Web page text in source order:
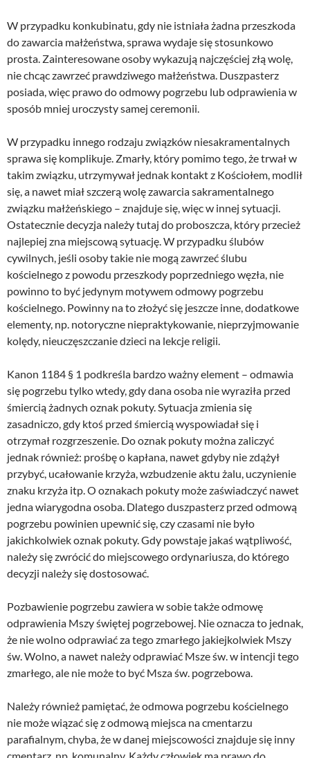
W przypadku konkubinatu, gdy nie istniała żadna przeszkoda
do zawarcia małżeństwa, sprawa wydaje się stosunkowo
prosta. Zainteresowane osoby wykazują najczęściej złą wolę,
nie chcąc zawrzeć prawdziwego małżeństwa. Duszpasterz
posiada, więc prawo do odmowy pogrzebu lub odprawienia w
sposób mniej uroczysty samej ceremonii.
W przypadku innego rodzaju związków niesakramentalnych
sprawa się komplikuje. Zmarły, który pomimo tego, że trwał w
takim związku, utrzymywał jednak kontakt z Kościołem, modlił
się, a nawet miał szczerą wolę zawarcia sakramentalnego
związku małżeńskiego – znajduje się, więc w innej sytuacji.
Ostatecznie decyzja należy tutaj do proboszcza, który przecież
najlepiej zna miejscową sytuację. W przypadku ślubów
cywilnych, jeśli osoby takie nie mogą zawrzeć ślubu
kościelnego z powodu przeszkody poprzedniego węzła, nie
powinno to być jedynym motywem odmowy pogrzebu
kościelnego. Powinny na to złożyć się jeszcze inne, dodatkowe
elementy, np. notoryczne niepraktykowanie, nieprzyjmowanie
kolędy, nieuczęszczanie dzieci na lekcje religii.
Kanon 1184 § 1 podkreśla bardzo ważny element – odmawia
się pogrzebu tylko wtedy, gdy dana osoba nie wyraziła przed
śmiercią żadnych oznak pokuty. Sytuacja zmienia się
zasadniczo, gdy ktoś przed śmiercią wyspowiadał się i
otrzymał rozgrzeszenie. Do oznak pokuty można zaliczyć
jednak również: prośbę o kapłana, nawet gdyby nie zdążył
przybyć, ucałowanie krzyża, wzbudzenie aktu żalu, uczynienie
znaku krzyża itp. O oznakach pokuty może zaświadczyć nawet
jedna wiarygodna osoba. Dlatego duszpasterz przed odmową
pogrzebu powinien upewnić się, czy czasami nie było
jakichkolwiek oznak pokuty. Gdy powstaje jakaś wątpliwość,
należy się zwrócić do miejscowego ordynariusza, do którego
decyzji należy się dostosować.
Pozbawienie pogrzebu zawiera w sobie także odmowę
odprawienia Mszy świętej pogrzebowej. Nie oznacza to jednak,
że nie wolno odprawiać za tego zmarłego jakiejkolwiek Mszy
św. Wolno, a nawet należy odprawiać Msze św. w intencji tego
zmarłego, ale nie może to być Msza św. pogrzebowa.
Należy również pamiętać, że odmowa pogrzebu kościelnego
nie może wiązać się z odmową miejsca na cmentarzu
parafialnym, chyba, że w danej miejscowości znajduje się inny